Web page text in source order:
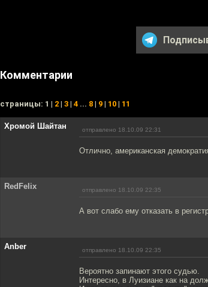
Комментарии
cтраницы: 1 | 2 | 3 | 4 ... 8 | 9 | 10 | 11
Хромой Шайтан отправлено 18.10.09 22:31
Отлично, американская
RedFelix отправлено 18.10.09 22:35
А вот слабо ему отказать в
Anber отправлено 18.10.09 22:35
Вероятно запинают этого судью.
Интересно, в Луизиане как на